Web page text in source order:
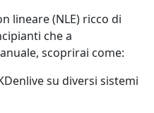
lineare (NLE) ricco di
che a
scoprirai come:
su diversi sistemi